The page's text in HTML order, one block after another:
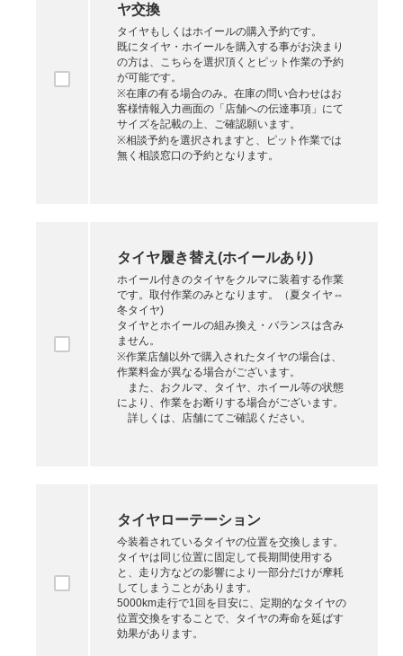
ヤ交換
タイヤもしくはホイールの購入予約です。
既にタイヤ・ホイールを購入する事がお決まり
の方は、こちらを選択頂くとピット作業の予約
が可能です。
※在庫の有る場合のみ。在庫の問い合わせはお
客様情報入力画面の「店舗への伝達事項」にて
サイズを記載の上、ご確認願います。
※相談予約を選択されますと、ピット作業では
無く相談窓口の予約となります。
タイヤ履き替え(ホイールあり)
ホイール付きのタイヤをクルマに装着する作業
です。取付作業のみとなります。（夏タイヤ⇔
冬タイヤ)
タイヤとホイールの組み換え・バランスは含み
ません。
※作業店舗以外で購入されたタイヤの場合は、
作業料金が異なる場合がございます。
また、おクルマ、タイヤ、ホイール等の状態
により、作業をお断りする場合がございます。
詳しくは、店舗にてご確認ください。
タイヤローテーション
今装着されているタイヤの位置を交換します。
タイヤは同じ位置に固定して長期間使用する
と、走り方などの影響により一部分だけが摩耗
してしまうことがあります。
5000km走行で1回を目安に、定期的なタイヤの
位置交換をすることで、タイヤの寿命を延ばす
効果があります。